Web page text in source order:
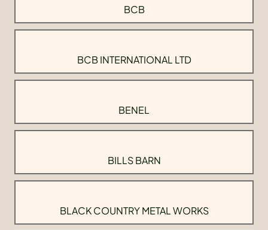
BCB
BCB INTERNATIONAL LTD
BENEL
BILLS BARN
BLACK COUNTRY METAL WORKS